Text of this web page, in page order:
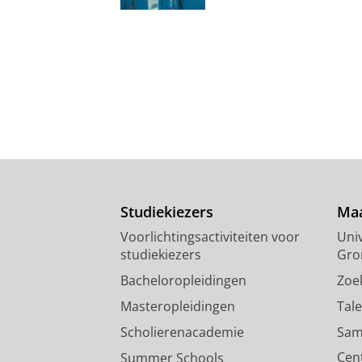
Studiekiezers
Voorlichtingsactiviteiten voor
studiekiezers
Bacheloropleidingen
Masteropleidingen
Scholierenacademie
Summer Schools